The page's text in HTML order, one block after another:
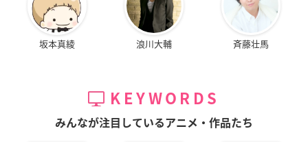
坂本真綾 浪川大輔 斉藤壮馬
KEYWORDS
みんなが注目しているアニメ・作品たち